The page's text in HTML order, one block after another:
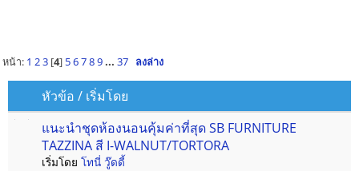
หน้า: 1 2 3[4] 5 6 7 8 9 ... 37 ลงล่าง
หัวข้อ / เริ่มโดย
แนะนำชุดห้องนอนคุ้มค่าที่สุด SB FURNITURE
TAZZINA สี I-WALNUT/TORTORA
เริ่มโดย โทนี่ วู๊ดดี้